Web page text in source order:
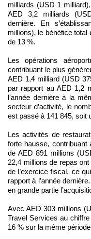
milliards (USD 1
AED 3,2 milliards
dernière. En
millions), le bénéfice
de 13 %.
Les opérations
contribuant le plus
AED 1,4 milliard (USD
par rapport au AED 1,2
l’année dernière à la
secteur d’activité, le
est passé à 141 845, soit
Les activités de
forte hausse, contribuant
de AED 891 millions
22,4 millions de repas
de l’exercice fiscal, ce
rapport à l’année
en grande partie
Avec AED 303 millions
Travel Services au
16 % sur la même